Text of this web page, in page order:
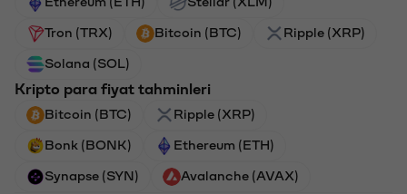
Tron (TRX) Bitcoin (BTC) Ripple (XRP)
Solana (SOL)
Kripto para fiyat tahminleri
Bitcoin (BTC) Ripple (XRP)
Bonk (BONK) Ethereum (ETH)
Synapse (SYN) Avalanche (AVAX)